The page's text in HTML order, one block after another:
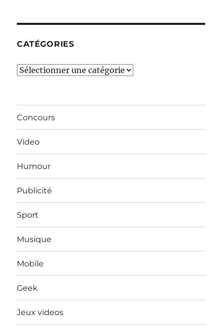
CATÉGORIES
Catégories
Concours
Video
Humour
Publicité
Sport
Musique
Mobile
Geek
Jeux videos